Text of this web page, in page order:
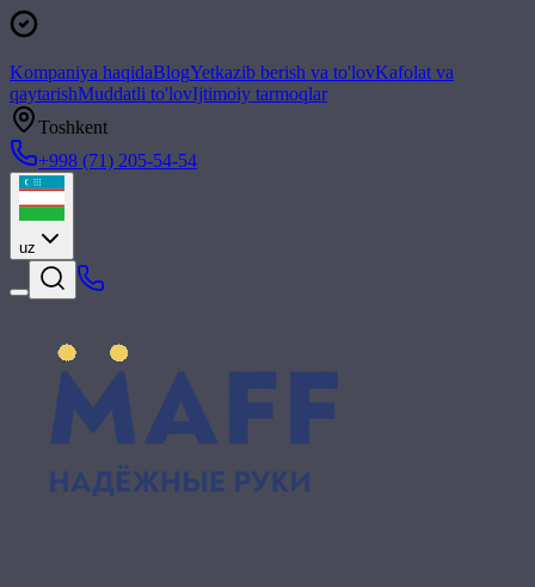
Kompaniya haqidaBlogYetkazib berish va to'lovKafolat va
qaytarishMuddatli to'lovIjtimoiy tarmoqlar
Toshkent
+998 (71) 205-54-54
uz